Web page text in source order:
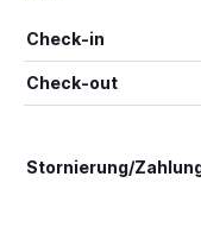
Check-in
Check-out
Stornierung/